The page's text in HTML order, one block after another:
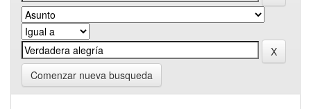
Comenzar nueva busqueda